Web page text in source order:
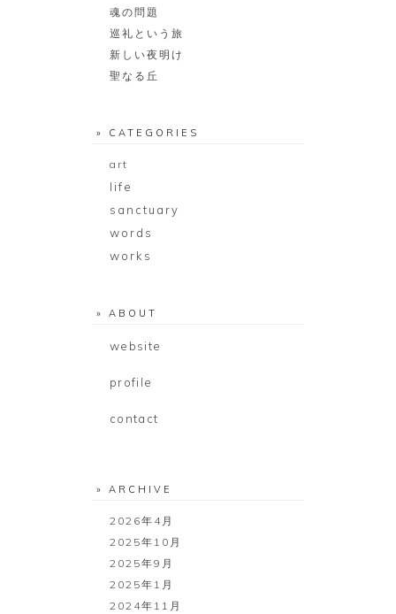
魂の問題
巡礼という旅
新しい夜明け
聖なる丘
» CATEGORIES
art
life
sanctuary
words
works
» ABOUT
website
profile
contact
» ARCHIVE
2026年4月
2025年10月
2025年9月
2025年1月
2024年11月